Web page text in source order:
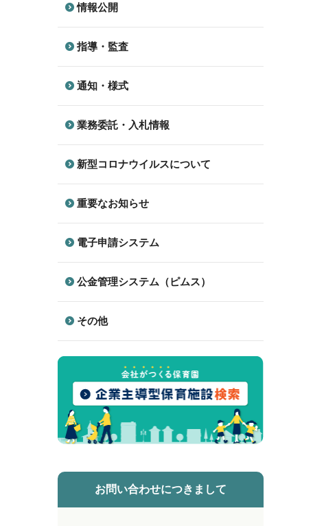
情報公開
指導・監査
通知・様式
業務委託・入札情報
新型コロナウイルスについて
重要なお知らせ
電子申請システム
公金管理システム（ピムス）
その他
お問い合わせにつきまして